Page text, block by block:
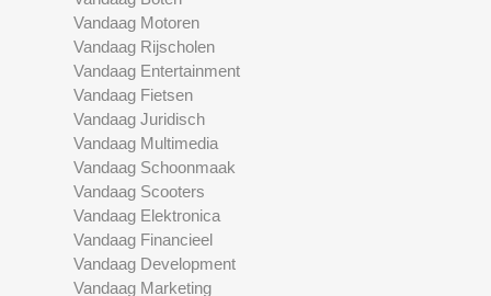
Vandaag Motoren
Vandaag Rijscholen
Vandaag Entertainment
Vandaag Fietsen
Vandaag Juridisch
Vandaag Multimedia
Vandaag Schoonmaak
Vandaag Scooters
Vandaag Elektronica
Vandaag Financieel
Vandaag Development
Vandaag Marketing